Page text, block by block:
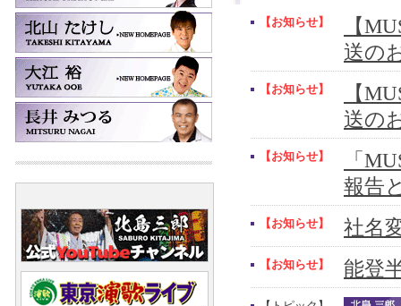
【お知らせ】
【
送の
【お知らせ】
【
送の
【お知らせ】
「
報告
【お知らせ】 社名
【お知らせ】 能登